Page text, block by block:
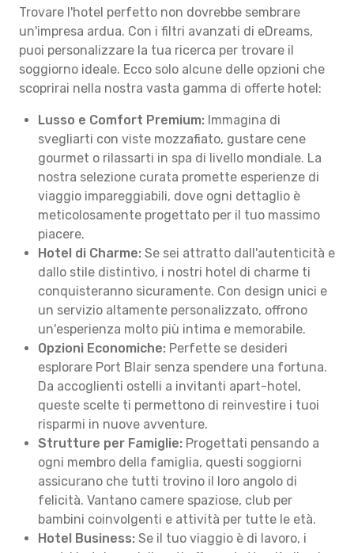
Trovare l'hotel perfetto non dovrebbe sembrare
un'impresa ardua. Con i filtri avanzati di eDreams,
puoi personalizzare la tua ricerca per trovare il
soggiorno ideale. Ecco solo alcune delle opzioni che
scoprirai nella nostra vasta gamma di offerte hotel:
Lusso e Comfort Premium: Immagina di
svegliarti con viste mozzafiato, gustare cene
gourmet o rilassarti in spa di livello mondiale. La
nostra selezione curata promette esperienze di
viaggio impareggiabili, dove ogni dettaglio è
meticolosamente progettato per il tuo massimo
piacere.
Hotel di Charme: Se sei attratto dall'autenticità e
dallo stile distintivo, i nostri hotel di charme ti
conquisteranno sicuramente. Con design unici e
un servizio altamente personalizzato, offrono
un'esperienza molto più intima e memorabile.
Opzioni Economiche: Perfette se desideri
esplorare Port Blair senza spendere una fortuna.
Da accoglienti ostelli a invitanti apart-hotel,
queste scelte ti permettono di reinvestire i tuoi
risparmi in nuove avventure.
Strutture per Famiglie: Progettati pensando a
ogni membro della famiglia, questi soggiorni
assicurano che tutti trovino il loro angolo di
felicità. Vantano camere spaziose, club per
bambini coinvolgenti e attività per tutte le età.
Hotel Business: Se il tuo viaggio è di lavoro, i